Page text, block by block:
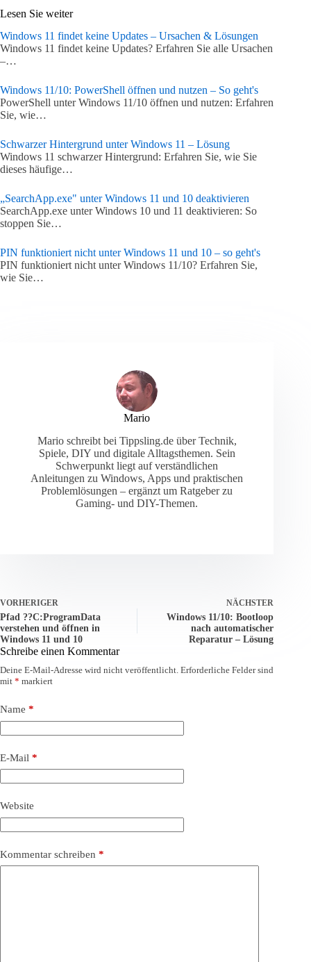
Lesen Sie weiter
Windows 11 findet keine Updates – Ursachen & Lösungen
Windows 11 findet keine Updates? Erfahren Sie alle Ursachen
–…
Windows 11/10: PowerShell öffnen und nutzen – So geht's
PowerShell unter Windows 11/10 öffnen und nutzen: Erfahren
Sie, wie…
Schwarzer Hintergrund unter Windows 11 – Lösung
Windows 11 schwarzer Hintergrund: Erfahren Sie, wie Sie
dieses häufige…
„SearchApp.exe" unter Windows 11 und 10 deaktivieren
SearchApp.exe unter Windows 10 und 11 deaktivieren: So
stoppen Sie…
PIN funktioniert nicht unter Windows 11 und 10 – so geht's
PIN funktioniert nicht unter Windows 11/10? Erfahren Sie,
wie Sie…
Mario
Mario schreibt bei Tippsling.de über Technik,
Spiele, DIY und digitale Alltagsthemen. Sein
Schwerpunkt liegt auf verständlichen
Anleitungen zu Windows, Apps und praktischen
Problemlösungen – ergänzt um Ratgeber zu
Gaming- und DIY-Themen.
VORHERIGER
Pfad ??C:ProgramData
verstehen und öffnen in
Windows 11 und 10
NÄCHSTER
Windows 11/10: Bootloop
nach automatischer
Reparatur – Lösung
Schreibe einen Kommentar
Deine E-Mail-Adresse wird nicht veröffentlicht. Erforderliche Felder sind
mit * markiert
Name *
E-Mail *
Website
Kommentar schreiben *